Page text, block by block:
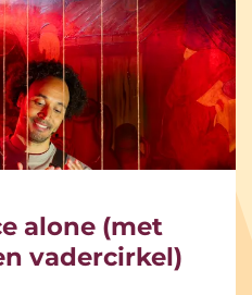
alone (met
vadercirkel)